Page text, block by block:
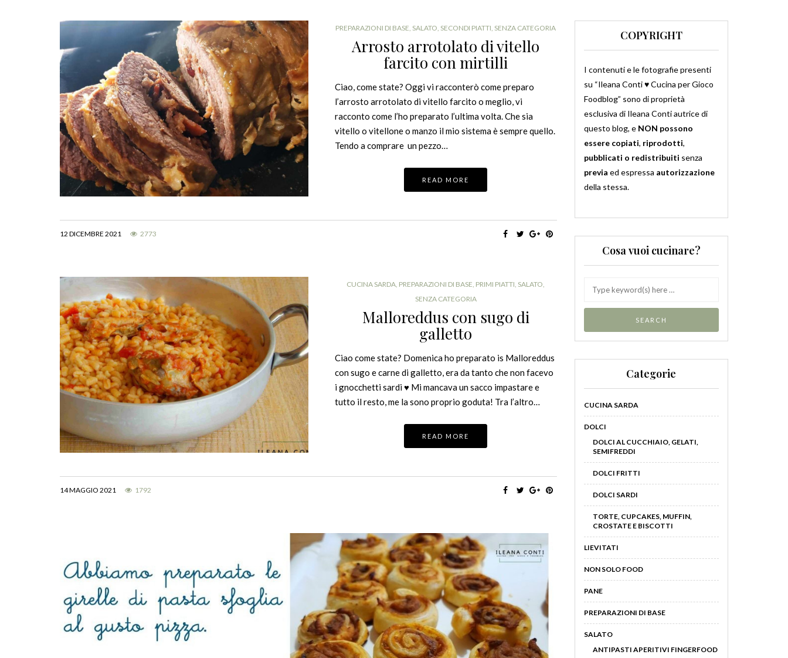
PREPARAZIONI DI BASE, SALATO, SECONDI PIATTI, SENZA CATEGORIA
Arrosto arrotolato di vitello
farcito con mirtilli
Ciao, come state? Oggi vi racconterò come preparo
l’arrosto arrotolato di vitello farcito o meglio, vi
racconto come l’ho preparato l’ultima volta. Che sia
vitello o vitellone o manzo il mio sistema è sempre quello.
Tendo a comprare un pezzo…
READ MORE
12 DICEMBRE 2021 2773
CUCINA SARDA, PREPARAZIONI DI BASE, PRIMI PIATTI, SALATO,
SENZA CATEGORIA
Malloreddus con sugo di
galletto
Ciao come state? Domenica ho preparato is Malloreddus
con sugo e carne di galletto, era da tanto che non facevo
i gnocchetti sardi ♥ Mi mancava un sacco impastare e
tutto il resto, me la sono proprio goduta! Tra l’altro…
READ MORE
14 MAGGIO 2021 1792
COPYRIGHT
I contenuti e le fotografie presenti
su “Ileana Conti ♥ Cucina per Gioco
Foodblog” sono di proprietà
esclusiva di Ileana Conti autrice di
questo blog, e NON possono
essere copiati, riprodotti,
pubblicati o redistribuiti senza
previa ed espressa autorizzazione
della stessa.
Cosa vuoi cucinare?
Categorie
CUCINA SARDA
DOLCI
DOLCI AL CUCCHIAIO, GELATI,
SEMIFREDDI
DOLCI FRITTI
DOLCI SARDI
TORTE, CUPCAKES, MUFFIN,
CROSTATE E BISCOTTI
LIEVITATI
NON SOLO FOOD
PANE
PREPARAZIONI DI BASE
SALATO
ANTIPASTI APERITIVI FINGERFOOD